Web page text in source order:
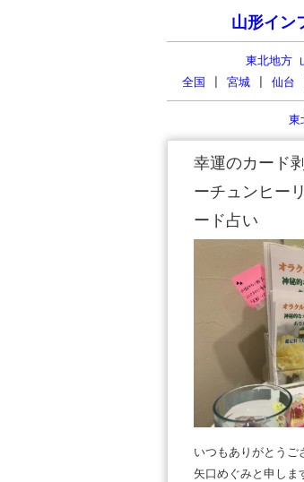
山形イン
東北地方
全国
宮城 仙台
東
幸運のカード
ーチュンヒー
ード占い
いつもありがとうご
矢口めぐみと申しま